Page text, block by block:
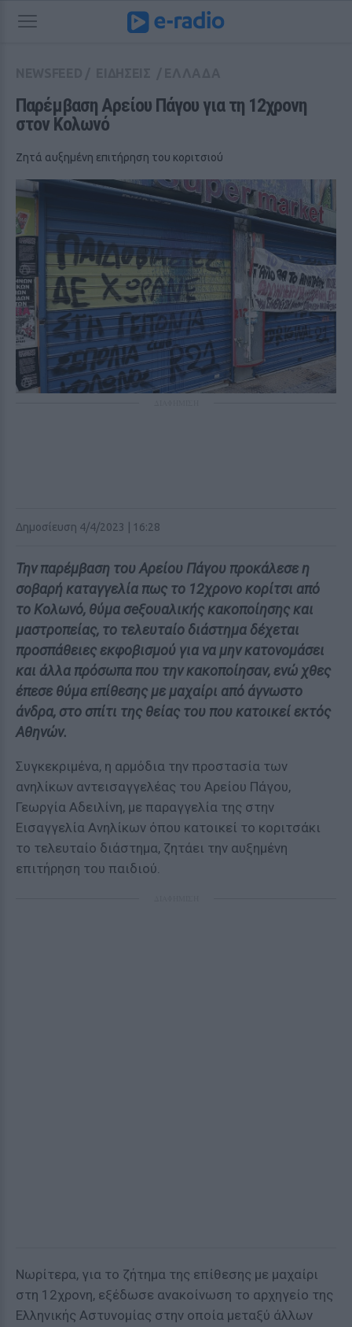
Παρέμβαση Αρείου Πάγου για τη 12χρονη
στον Κολωνό
Ζητά αυξημένη επιτήρηση του κοριτσιού
Δημοσίευση 4/4/2023 | 16:28
Την παρέμβαση του Αρείου Πάγου προκάλεσε η
σοβαρή καταγγελία πως το 12χρονο κορίτσι από
το Κολωνό, θύμα σeξουαλικής κακοποίησης και
μαστροπείας, το τελευταίο διάστημα δέχεται
προσπάθειες εκφοβισμού για να μην κατονομάσει
και άλλα πρόσωπα που την κακοποίησαν, ενώ χθες
έπεσε θύμα επίθεσης με μαχαίρι από άγνωστο
άνδρα, στο σπίτι της θείας του που κατοικεί εκτός
Αθηνών.
Συγκεκριμένα, η αρμόδια την προστασία των
ανηλίκων αντεισαγγελέας του Αρείου Πάγου,
Γεωργία Αδειλίνη, με παραγγελία της στην
Εισαγγελία Ανηλίκων όπου κατοικεί το κοριτσάκι
το τελευταίο διάστημα, ζητάει την αυξημένη
επιτήρηση του παιδιού.
Νωρίτερα, για το ζήτημα της επίθεσης με μαχαίρι
στη 12χρονη, εξέδωσε ανακοίνωση το αρχηγείο της
Ελληνικής Αστυνομίας στην οποία μεταξύ άλλων